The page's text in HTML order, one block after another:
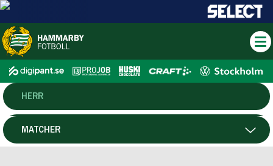
HERR
DAM
MATCHER